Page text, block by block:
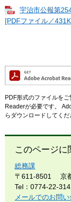
宇治市公報第
[PDFファイル／
PDF形式のファイルを
Readerが必要です。
らダウンロードしてくだ
このページに
総務課
〒611-8501
京
Tel：0774-22-
メールでのお問